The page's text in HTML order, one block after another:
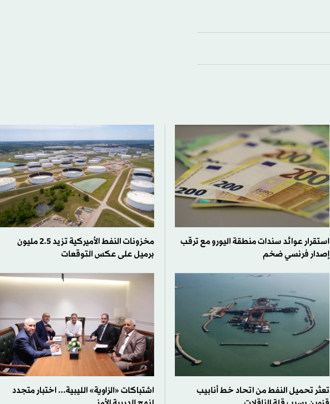
استقرار عوائد سندات منطقة اليورو مع ترقب
إصدار فرنسي ضخم
مخزونات النفط الأميركية تزيد 2.5 مليون
برميل على عكس التوقعات
تعثر تحميل النفط من اتحاد خط أنابيب
اشتباكات «الزاوية» الليبية... اختبار متجدد